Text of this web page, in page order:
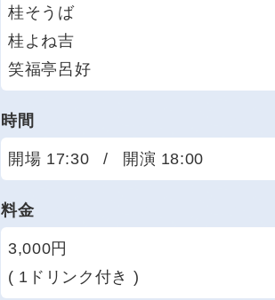
桂そうば
桂よね吉
笑福亭呂好
時間
開場 17:30 / 開演 18:00
料金
3,000円
( 1ドリンク付き )